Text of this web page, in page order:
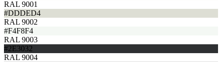
RAL 9001
#DDDED4
RAL 9002
#F4F8F4
RAL 9003
#2E3032
RAL 9004